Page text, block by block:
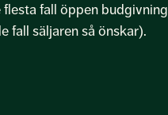
fall öppen budgivning
fall säljaren så önskar).